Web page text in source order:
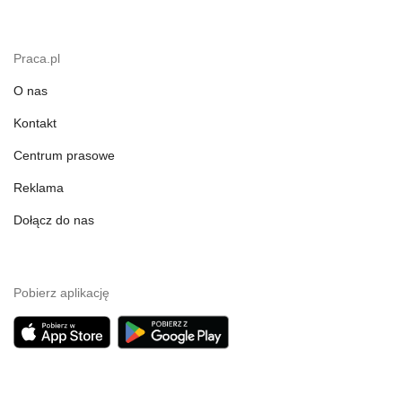
Praca.pl
O nas
Kontakt
Centrum prasowe
Reklama
Dołącz do nas
Pobierz aplikację